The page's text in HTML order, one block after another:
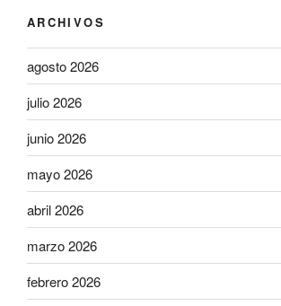
ARCHIVOS
agosto 2026
julio 2026
junio 2026
mayo 2026
abril 2026
marzo 2026
febrero 2026